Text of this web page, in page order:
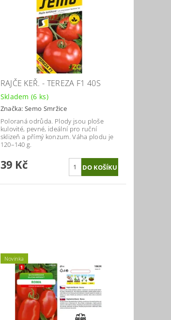
RAJČE KEŘ. - TEREZA F1 40S
Skladem(6 ks)
Značka:Semo Smržice
Poloraná odrůda. Plody jsou ploše
kulovité, pevné, ideální pro ruční
sklizeň a přímý konzum. Váha plodu je
120–140 g.
39 Kč
Novinka